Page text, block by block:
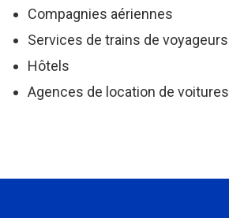
Compagnies aériennes
Services de trains de voyageurs
Hôtels
Agences de location de voitures